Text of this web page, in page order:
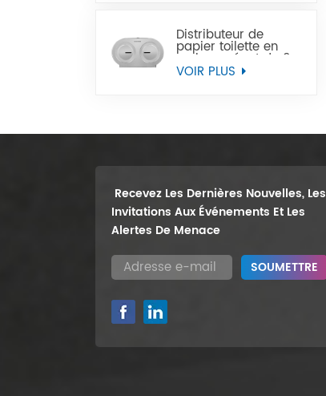
Distributeur de
papier toilette en
rouleau géant de 9
pouces, support
VOIR PLUS
Recevez Les Dernières Nouvelles, Les
Invitations Aux Événements Et Les
Alertes De Menace